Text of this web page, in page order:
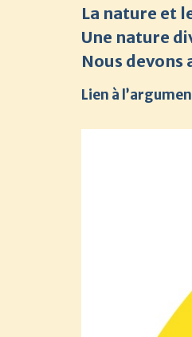
La nature et
Une nature
Nous
Lien à